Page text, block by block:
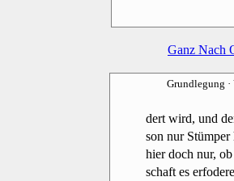
Ganz Nach
Grundlegung
dert wird, und
son nur
hier doch nur,
schaft es